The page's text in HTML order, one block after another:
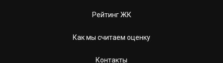
Рейтинг ЖК
Как мы считаем оценку
Контакты